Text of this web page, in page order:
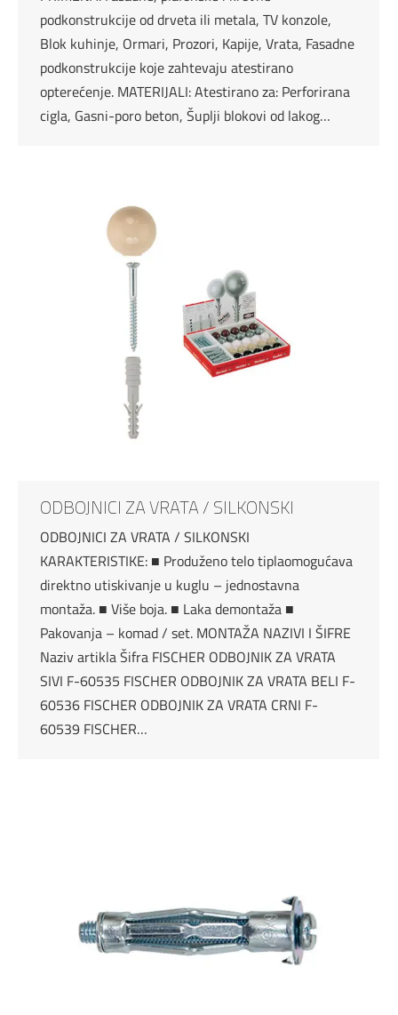
podkonstrukcije od drveta ili metala, TV konzole,
Blok kuhinje, Ormari, Prozori, Kapije, Vrata, Fasadne
podkonstrukcije koje zahtevaju atestirano
opterećenje. MATERIJALI: Atestirano za: Perforirana
cigla, Gasni-poro beton, Šuplji blokovi od lakog…
ODBOJNICI ZA VRATA / SILKONSKI
ODBOJNICI ZA VRATA / SILKONSKI
KARAKTERISTIKE: ■ Produženo telo tiplaomogućava
direktno utiskivanje u kuglu – jednostavna
montaža. ■ Više boja. ■ Laka demontaža ■
Pakovanja – komad / set. MONTAŽA NAZIVI I ŠIFRE
Naziv artikla Šifra FISCHER ODBOJNIK ZA VRATA
SIVI F-60535 FISCHER ODBOJNIK ZA VRATA BELI F-
60536 FISCHER ODBOJNIK ZA VRATA CRNI F-
60539 FISCHER…